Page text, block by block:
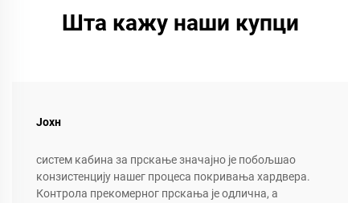
Шта кажу наши купци
Јохн
систем кабина за прскање значајно је побољшао
конзистенцију нашег процеса покривања хардвера.
Контрола прекомерног прскања је одлична, а